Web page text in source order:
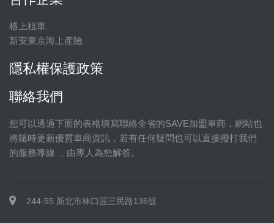
格上租車
新安東京海上產險
隱私權保護政策
聯絡我們
您可以透過下面的表格填寫聯絡全省的SAVE加盟車商，網站也
將隨時更新優質車商資訊，若有任何疑問也可以直接撥打我們
的服務專線 ，由專人為您解答。
244-55 新北市林口區三民路136號